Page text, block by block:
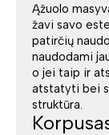
Ąžuolo
žavi savo
patirčių
naudodami
o jei taip ir
atstatyti bei
struktūra.